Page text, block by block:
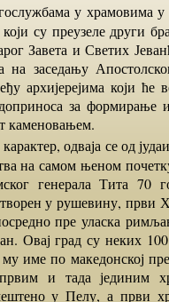
су преузеле други
Завета и Светих
на заседању
архијерејима који ће
за формирање
каменовањем.
на самом њеном
генерала Тита 70
у рушевину, први
пре уласка
Овај град су неких
име по македонској
и тада јединим
у Пелу, а први